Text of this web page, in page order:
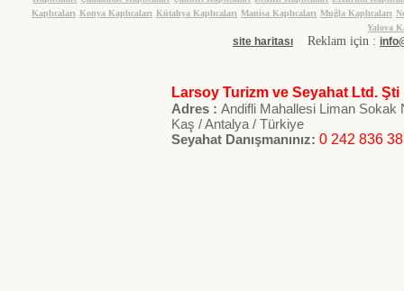
Kaplıcaları Konya Kaplıcaları Kütahya Kaplıcaları Manisa Kaplıcaları Muğla Kaplıcaları
Yalova
site haritası Reklam için :
Larsoy Turizm ve Seyahat Ltd. Şti
Adres : Andifli Mahallesi Liman Sokak
Kaş / Antalya / Türkiye
Seyahat Danışmanınız: 0 242 836